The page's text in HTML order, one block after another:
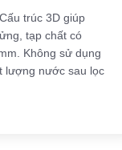
trúc 3D giúp
tạp chất có
Không sử dụng
lượng nước sau lọc